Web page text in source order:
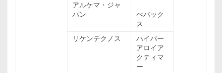
アルケマ・ジャ
パン
ぺバック
ス
リケンテクノス
ハイパー
アロイア
クティマ
ー